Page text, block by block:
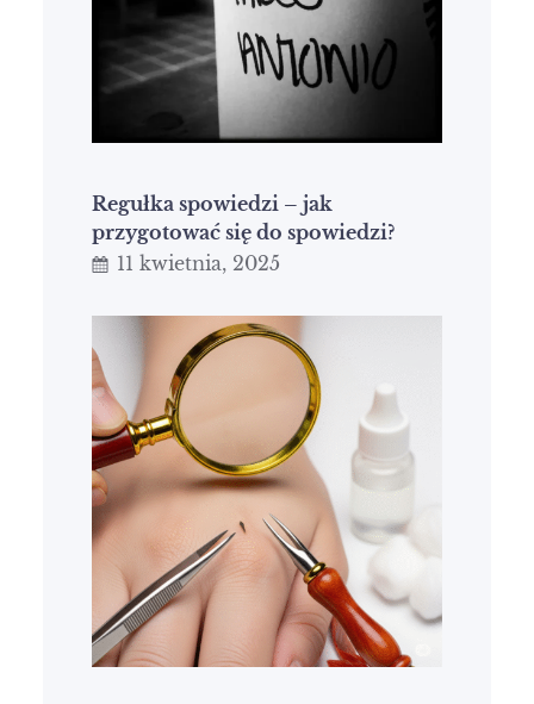
Regułka spowiedzi – jak
przygotować się do spowiedzi?
11 kwietnia, 2025